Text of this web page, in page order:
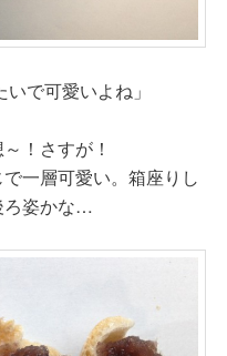
で可愛いよね」
！さすが！
一層可愛い。箱座りし
ろ姿かな…